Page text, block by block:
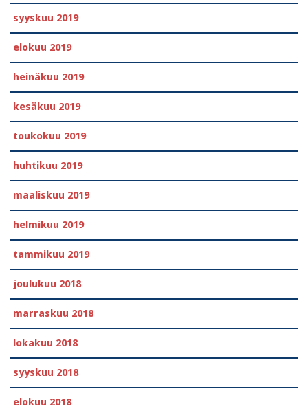
syyskuu 2019
elokuu 2019
heinäkuu 2019
kesäkuu 2019
toukokuu 2019
huhtikuu 2019
maaliskuu 2019
helmikuu 2019
tammikuu 2019
joulukuu 2018
marraskuu 2018
lokakuu 2018
syyskuu 2018
elokuu 2018